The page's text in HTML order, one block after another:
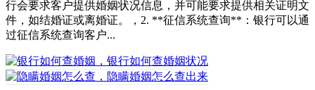
行会要求客户提供婚姻状况信息，并可能要求提供相关证明文
件，如结婚证或离婚证。，2. **征信系统查询**：银行可以通
过征信系统查询客户...